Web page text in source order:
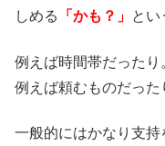
しめる
「かも？」 とい
例えば時間帯だったり
例えば頼むものだった
一般的にはかなり支